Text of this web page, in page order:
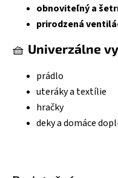
obnoviteľný a
prirodzená
🧺 Univerzálne
prádlo
uteráky a textílie
hračky
deky a domáce